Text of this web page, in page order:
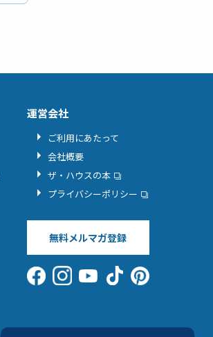
運営会社
ご利用にあたって
会社概要
ザ・ハウスの本
プライバシーポリシー
無料メルマガ登録